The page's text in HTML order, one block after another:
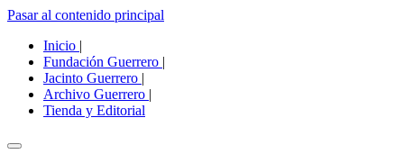
Pasar al contenido principal
Inicio |
Fundación Guerrero |
Jacinto Guerrero |
Archivo Guerrero |
Tienda y Editorial